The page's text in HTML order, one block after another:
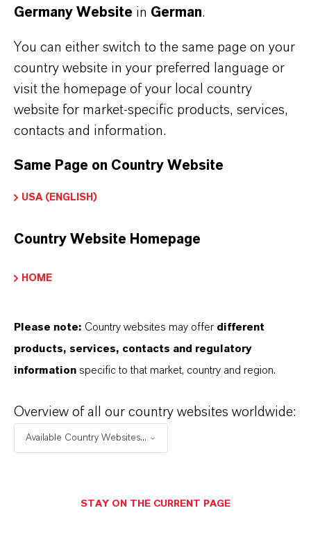
bieten.
TONER
BATTERIEN
FEUERFESTE MATERIALIEN
FARBPIGMENTE (CICP)
DÜNGEMITTEL UND SAATGUT
Germany Website in German.
You can either switch to the same page on your
country website in your preferred language or
visit the homepage of your local country
website for market-specific products, services,
contacts and information.
Same Page on Country Website
USA (ENGLISH)
Country Website Homepage
HOME
Please note: Country websites may offer different
products, services, contacts and regulatory
information specific to that market, country and region.
Overview of all our country websites worldwide:
Available Country Websites...
STAY ON THE CURRENT PAGE